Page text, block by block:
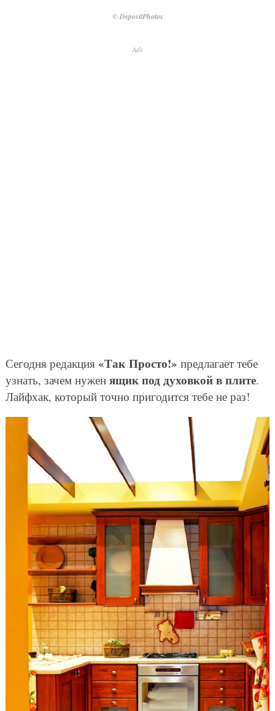
© DepositPhotos
Ads
Сегодня редакция «Так Просто!» предлагает тебе
узнать, зачем нужен ящик под духовкой в плите.
Лайфхак, который точно пригодится тебе не раз!